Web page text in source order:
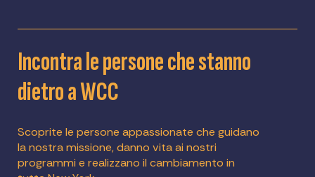
Incontra le persone che stanno
dietro a WCC
Scoprite le persone appassionate che guidano
la nostra missione, danno vita ai nostri
programmi e realizzano il cambiamento in